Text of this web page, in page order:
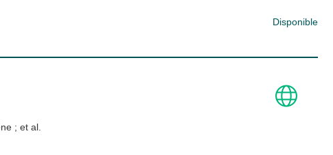
Disponible
; et al.